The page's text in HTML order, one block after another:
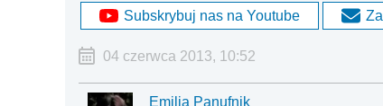
Subskrybuj nas na Youtube
04 czerwca 2013, 10:52
Emilia Panufnik